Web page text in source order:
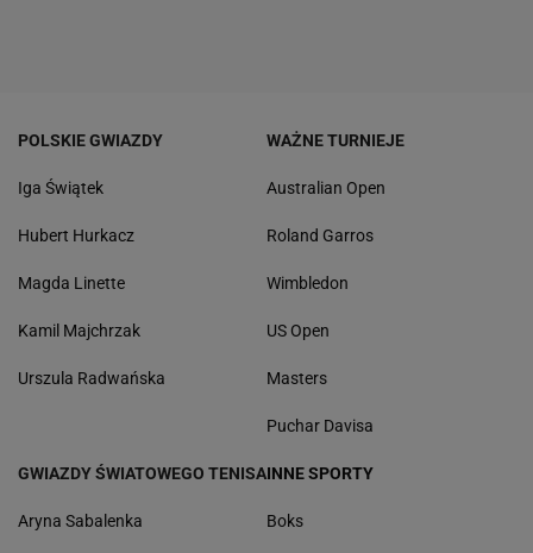
POLSKIE GWIAZDY
Iga Świątek
Hubert Hurkacz
Magda Linette
Kamil Majchrzak
Urszula Radwańska
WAŻNE TURNIEJE
Australian Open
Roland Garros
Wimbledon
US Open
Masters
Puchar Davisa
GWIAZDY ŚWIATOWEGO TENISA
Aryna Sabalenka
INNE SPORTY
Boks